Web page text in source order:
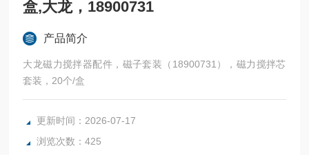
盒,大龙，18900731
产品简介
大龙磁力搅拌器配件，磁子套装（18900731），磁力搅拌芯
套装，20个/盒
更新时间：2026-07-17
浏览次数：425